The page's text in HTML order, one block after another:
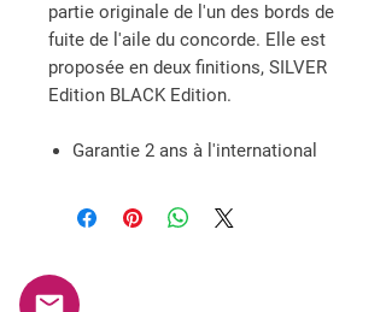
partie originale de l'un des bords de
fuite de l'aile du concorde. Elle est
proposée en deux finitions, SILVER
Edition BLACK Edition.
Garantie 2 ans à l'international